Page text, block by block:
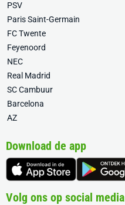
PSV
Paris Saint-Germain
FC Twente
Feyenoord
NEC
Real Madrid
SC Cambuur
Barcelona
AZ
Download de app
Volg ons op social media